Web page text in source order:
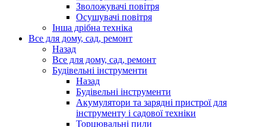
Зволожувачі повітря
Осушувачі повітря
Інша дрібна техніка
Все для дому, сад, ремонт
Назад
Все для дому, сад, ремонт
Будівельні інструменти
Назад
Будівельні інструменти
Акумулятори та зарядні пристрої для
інструменту і садової техніки
Торцювальні пили